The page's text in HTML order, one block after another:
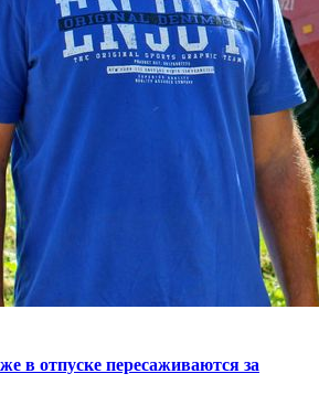
в отпуске пересаживаются за